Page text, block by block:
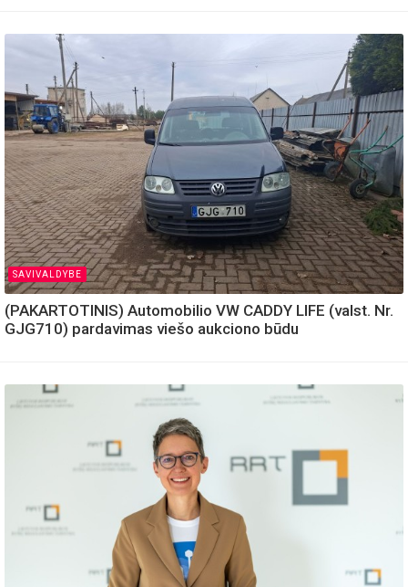
SAVIVALDYBE
(PAKARTOTINIS) Automobilio VW CADDY LIFE (valst. Nr.
GJG710) pardavimas viešo aukciono būdu